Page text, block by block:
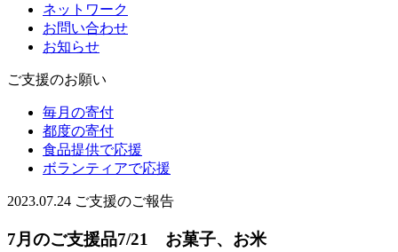
ネットワーク
お問い合わせ
お知らせ
ご支援のお願い
毎月の寄付
都度の寄付
食品提供で応援
ボランティアで応援
2023.07.24 ご支援のご報告
7月のご支援品7/21 お菓子、お米